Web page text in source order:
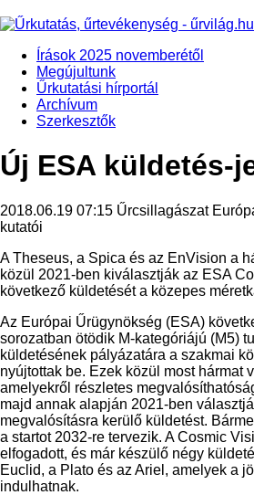
Írások 2025 novemberétől
Megújultunk
Űrkutatási hírportál
Archívum
Szerkesztők
Új ESA küldetés-
2018.06.19 07:15 Űrcsillagászat
kutatói
A Theseus, a Spica és az EnVision a
közül 2021-ben kiválasztják az ESA
következő küldetését a közepes
Az Európai Űrügynökség (ESA)
sorozatban ötödik M-kategóriájú (M5)
küldetésének pályázatára a szakmai
nyújtottak be. Ezek közül most hármat
amelyekről részletes
majd annak alapján 2021-ben
megvalósításra kerülő küldetést.
a startot 2032-re tervezik. A Cosmic
elfogadott, és már készülő négy
Euclid, a Plato és az Ariel, amelyek a
indulhatnak.